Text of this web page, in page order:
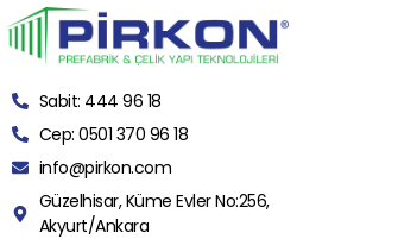
Sabit: 444 96 18
Cep: 0501 370 96 18
info@pirkon.com
Güzelhisar, Küme Evler No:256,
Akyurt/Ankara